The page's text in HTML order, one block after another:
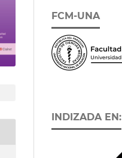
FCM-UNA
INDIZADA EN: